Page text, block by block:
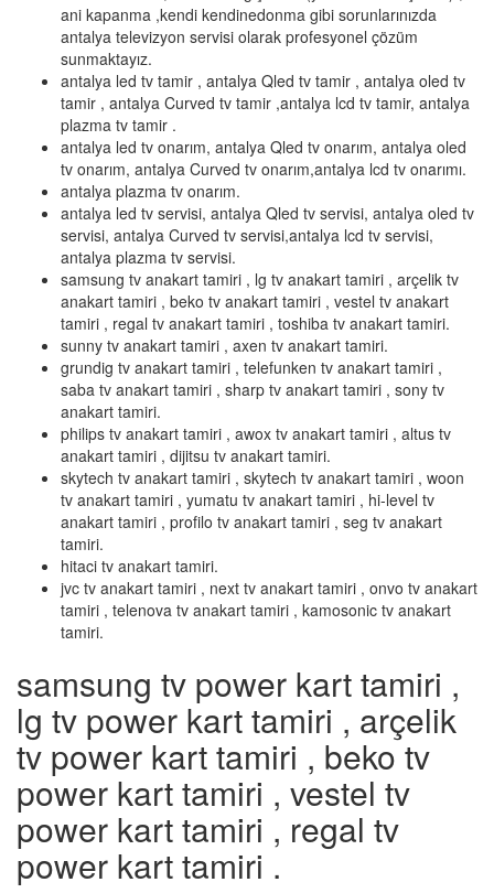
ani kapanma ,kendi kendinedonma gibi sorunlarınızda
antalya televizyon servisi olarak profesyonel çözüm
sunmaktayız.
antalya led tv tamir , antalya Qled tv tamir , antalya oled tv
tamir , antalya Curved tv tamir ,antalya lcd tv tamir, antalya
plazma tv tamir .
antalya led tv onarım, antalya Qled tv onarım, antalya oled
tv onarım, antalya Curved tv onarım,antalya lcd tv onarımı.
antalya plazma tv onarım.
antalya led tv servisi, antalya Qled tv servisi, antalya oled tv
servisi, antalya Curved tv servisi,antalya lcd tv servisi,
antalya plazma tv servisi.
samsung tv anakart tamiri , lg tv anakart tamiri , arçelik tv
anakart tamiri , beko tv anakart tamiri , vestel tv anakart
tamiri , regal tv anakart tamiri , toshiba tv anakart tamiri.
sunny tv anakart tamiri , axen tv anakart tamiri.
grundig tv anakart tamiri , telefunken tv anakart tamiri ,
saba tv anakart tamiri , sharp tv anakart tamiri , sony tv
anakart tamiri.
philips tv anakart tamiri , awox tv anakart tamiri , altus tv
anakart tamiri , dijitsu tv anakart tamiri.
skytech tv anakart tamiri , skytech tv anakart tamiri , woon
tv anakart tamiri , yumatu tv anakart tamiri , hi-level tv
anakart tamiri , profilo tv anakart tamiri , seg tv anakart
tamiri.
hitaci tv anakart tamiri.
jvc tv anakart tamiri , next tv anakart tamiri , onvo tv anakart
tamiri , telenova tv anakart tamiri , kamosonic tv anakart
tamiri.
samsung tv power kart tamiri ,
lg tv power kart tamiri , arçelik
tv power kart tamiri , beko tv
power kart tamiri , vestel tv
power kart tamiri , regal tv
power kart tamiri .